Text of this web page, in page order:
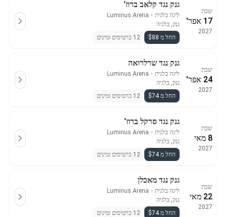
שבת
17 אפר'
2027
גנק נגד קלאב ברוז'
ליגה בלגית ・
Luminus Arena
גנק, בלגיה
החל מ $88
12 כרטיסים זמינים
שבת
24 אפר'
2027
גנק נגד שרלרואה
ליגה בלגית ・
Luminus Arena
גנק, בלגיה
החל מ $74
12 כרטיסים זמינים
שבת
8 מאי
2027
גנק נגד סרקל ברוז'
ליגה בלגית ・
Luminus Arena
גנק, בלגיה
החל מ $74
12 כרטיסים זמינים
שבת
22 מאי
2027
גנק נגד מאכלן
ליגה בלגית ・
Luminus Arena
גנק, בלגיה
החל מ $74
12 כרטיסים זמינים